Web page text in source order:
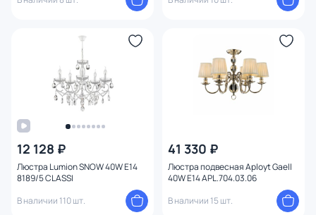
12 128 ₽
Люстра Lumion SNOW 40W E14
8189/5 CLASSI
В наличии 110 шт.
41 330 ₽
Люстра подвесная Aployt Gaell
40W E14 APL.704.03.06
В наличии 15 шт.